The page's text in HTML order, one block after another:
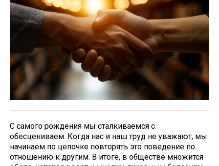
С самого рождения мы сталкиваемся с
обесцениваем. Когда нас и наш труд не уважают, мы
начинаем по цепочке повторять это поведение по
отношению к другим. В итоге, в обществе множится